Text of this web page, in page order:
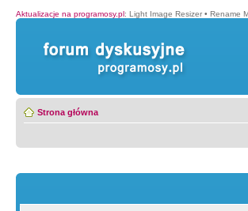
Aktualizacje na programosy.pl: Light Image Resizer • Rename
Strona główna